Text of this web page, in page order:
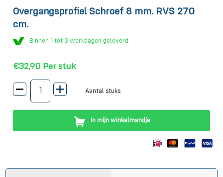
Overgangsprofiel Schroef 8 mm. RVS 270
cm.
Binnen 1 tot 3 werkdagen geleverd
€32,90 Per stuk
Aantal stuks
In mijn winkelmandje